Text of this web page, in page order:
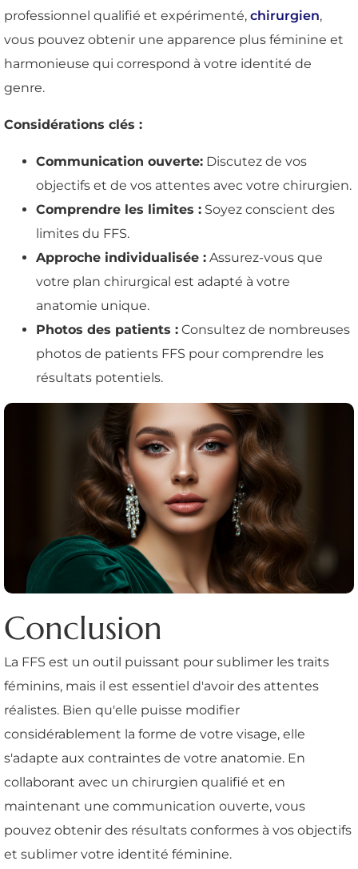
professionnel qualifié et expérimenté, chirurgien,
vous pouvez obtenir une apparence plus féminine et
harmonieuse qui correspond à votre identité de
genre.
Considérations clés :
Communication ouverte: Discutez de vos
objectifs et de vos attentes avec votre chirurgien.
Comprendre les limites : Soyez conscient des
limites du FFS.
Approche individualisée : Assurez-vous que
votre plan chirurgical est adapté à votre
anatomie unique.
Photos des patients : Consultez de nombreuses
photos de patients FFS pour comprendre les
résultats potentiels.
Conclusion
La FFS est un outil puissant pour sublimer les traits
féminins, mais il est essentiel d'avoir des attentes
réalistes. Bien qu'elle puisse modifier
considérablement la forme de votre visage, elle
s'adapte aux contraintes de votre anatomie. En
collaborant avec un chirurgien qualifié et en
maintenant une communication ouverte, vous
pouvez obtenir des résultats conformes à vos objectifs
et sublimer votre identité féminine.